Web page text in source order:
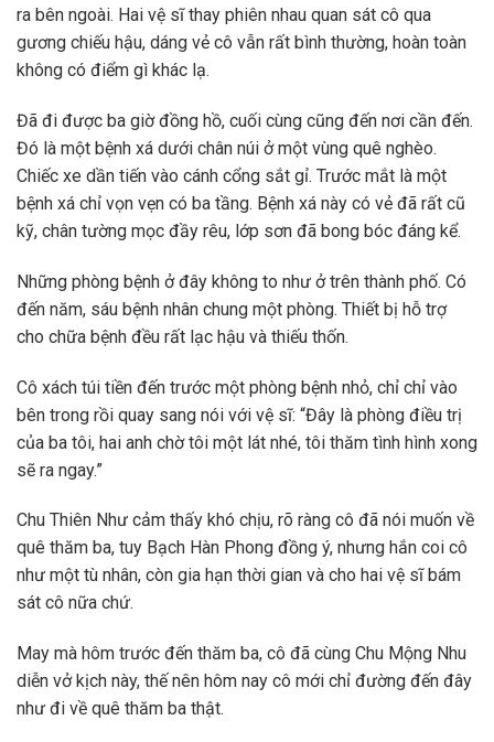
ra bên ngoài. Hai vệ sĩ thay phiên nhau quan sát cô qua
gương chiếu hậu, dáng vẻ cô vẫn rất bình thường, hoàn toàn
không có điểm gì khác lạ.
Đã đi được ba giờ đồng hồ, cuối cùng cũng đến nơi cần đến.
Đó là một bệnh xá dưới chân núi ở một vùng quê nghèo.
Chiếc xe dần tiến vào cánh cổng sắt gỉ. Trước mắt là một
bệnh xá chỉ vọn vẹn có ba tầng. Bệnh xá này có vẻ đã rất cũ
kỹ, chân tường mọc đầy rêu, lớp sơn đã bong bóc đáng kể.
Những phòng bệnh ở đây không to như ở trên thành phố. Có
đến năm, sáu bệnh nhân chung một phòng. Thiết bị hỗ trợ
cho chữa bệnh đều rất lạc hậu và thiếu thốn.
Cô xách túi tiền đến trước một phòng bệnh nhỏ, chỉ chỉ vào
bên trong rồi quay sang nói với vệ sĩ: “Đây là phòng điều trị
của ba tôi, hai anh chờ tôi một lát nhé, tôi thăm tình hình xong
sẽ ra ngay.”
Chu Thiên Như cảm thấy khó chịu, rõ ràng cô đã nói muốn về
quê thăm ba, tuy Bạch Hàn Phong đồng ý, nhưng hắn coi cô
như một tù nhân, còn gia hạn thời gian và cho hai vệ sĩ bám
sát cô nữa chứ.
May mà hôm trước đến thăm ba, cô đã cùng Chu Mộng Nhu
diễn vở kịch này, thế nên hôm nay cô mới chỉ đường đến đây
như đi về quê thăm ba thật.